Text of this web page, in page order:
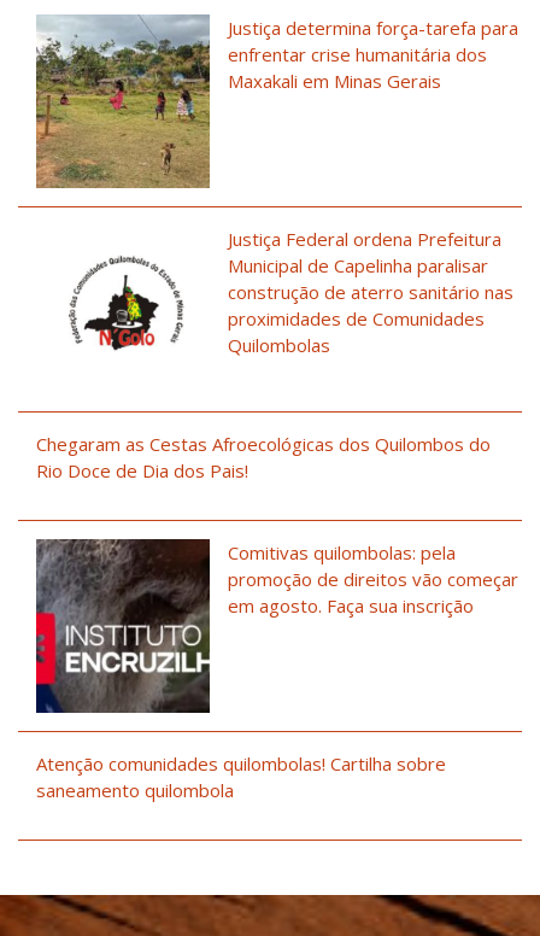
Justiça determina força-tarefa para
enfrentar crise humanitária dos
Maxakali em Minas Gerais
Justiça Federal ordena Prefeitura
Municipal de Capelinha paralisar
construção de aterro sanitário nas
proximidades de Comunidades
Quilombolas
Chegaram as Cestas Afroecológicas dos Quilombos do
Rio Doce de Dia dos Pais!
Comitivas quilombolas: pela
promoção de direitos vão começar
em agosto. Faça sua inscrição
Atenção comunidades quilombolas! Cartilha sobre
saneamento quilombola